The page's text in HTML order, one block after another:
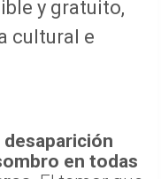
y gratuito,
cultural e
desaparición
en todas